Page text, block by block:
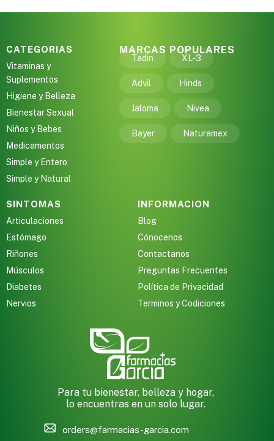
CATEGORIAS
Vitaminas y
Suplementos
Higiene y Belleza
Bienestar Sexual
Niños y Bebes
Medicamentos
Simple y Entero
Simple y Natural
MARCAS POPULARES
Tadin XL-3
Advil Hinds
Jaloma Nivea
Bayer Naturamex
SINTOMAS
Articulaciones
Estómago
Riñones
Músculos
Diabetes
Nervios
INFORMACION
Blog
Cónocenos
Contactanos
Preguntas Frecuentes
Política de Privacidad
Terminos y Codiciones
Para tu bienestar, belleza y hogar,
lo encuentras en un solo lugar.
orders@farmacias-garcia.com